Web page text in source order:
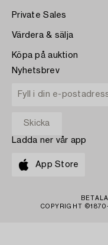
Private Sales
Värdera & sälja
Köpa på auktion
Nyhetsbrev
Ladda ner vår app
App Store
COPYRIGHT